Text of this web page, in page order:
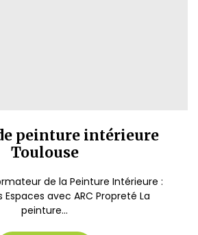
peinture intérieure
Toulouse
de la Peinture Intérieure :
Espaces avec ARC Propreté La
peinture...